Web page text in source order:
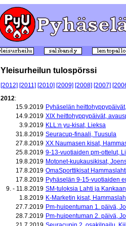
Yleisurheilun tulospörssi
[2012] [2011] [2010] [2009] [2008] [2007]
2012:
15.9.2019 Pyhäselän
14.9.2019 XIX heittohyppypäivät,
3.9.2019 KLL:n yu-kisat, Lieksa
31.8.2019 Seuracup-finaali, Tuusula
27.8.2019 XX Naumasen kisat,
25.8.2019 9-13-vuotiaiden pm-ottelut,
19.8.2019 Motonet-kuukausikisat,
17.8.2019 OmaSporttikisat Hammaslahti
17.8.2019 Pyhäselän 9-15-vuotiaiden
9. - 11.8.2019 SM-tuloksia Lahti ja
1.8.2019 K-Marketin kisat,
27.7.2019 Pm-huipentuman 1. päivä,
28.7.2019 Pm-huipentuman 2. päivä,